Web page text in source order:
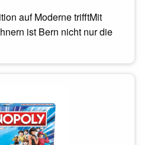
auf Moderne trifftMit
ist Bern nicht nur die